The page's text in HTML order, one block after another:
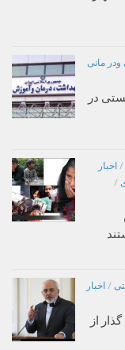
ودر مانی
در
/ اخبار
/
/ اخبار
از